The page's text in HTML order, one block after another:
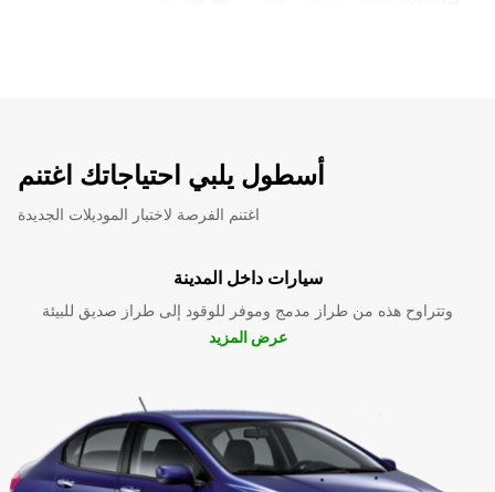
أسطول يلبي احتياجاتك اغتنم
اغتنم الفرصة لاختبار الموديلات الجديدة
سيارات داخل المدينة
وتتراوح هذه من طراز مدمج وموفر للوقود إلى طراز صديق للبيئة
عرض المزيد